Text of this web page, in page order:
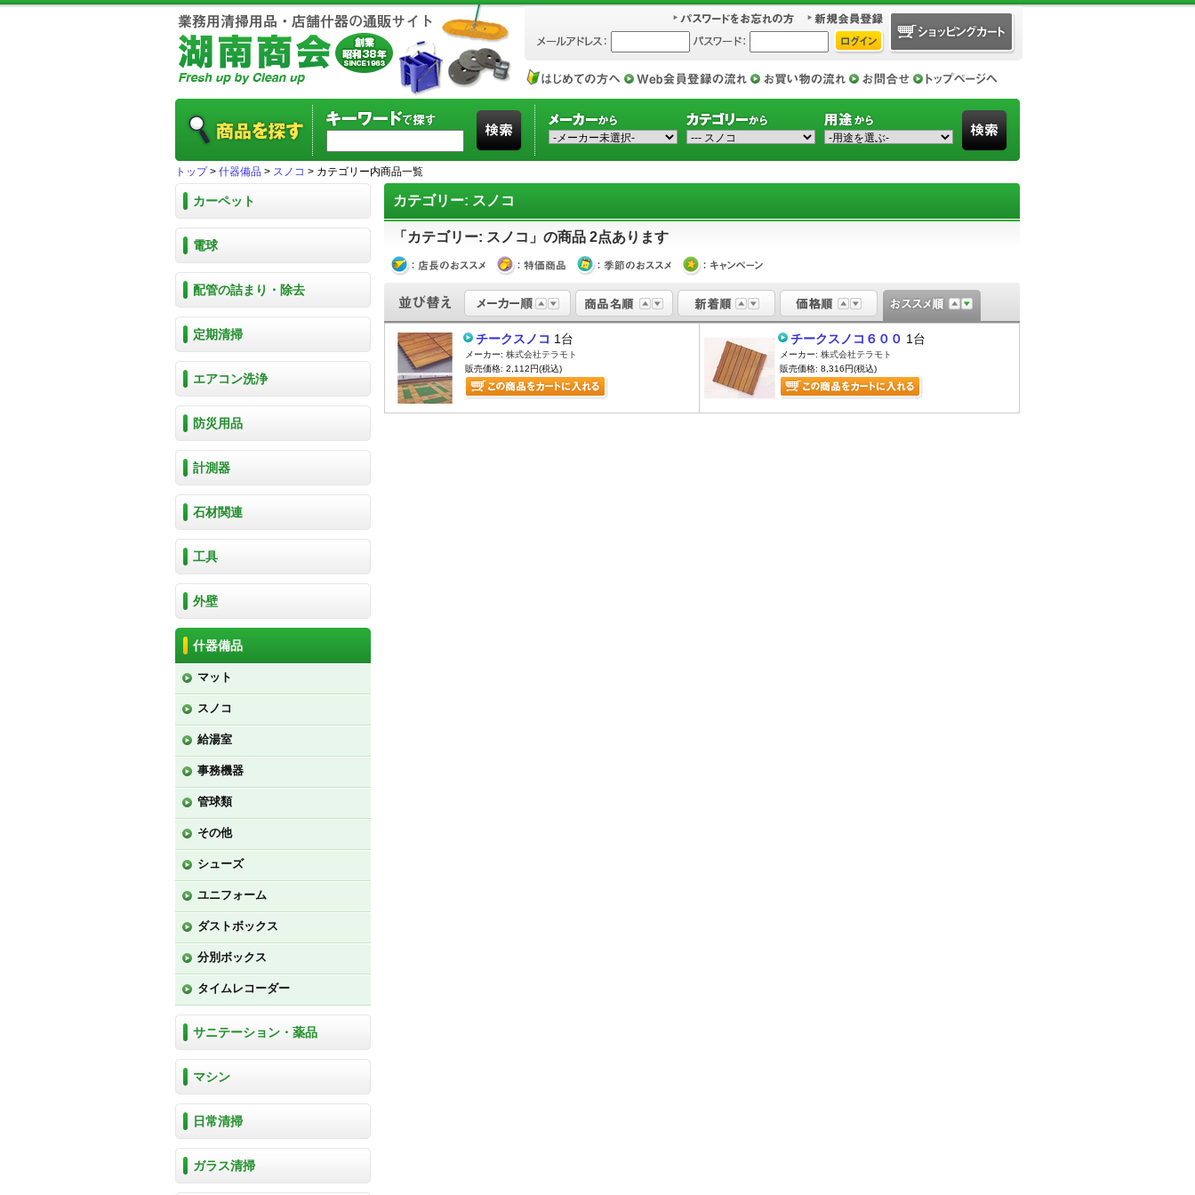
トップ> 什器備品 > スノコ > カテゴリー内商品一覧
カーペット
電球
配管の詰まり・除去
定期清掃
エアコン洗浄
防災用品
計測器
石材関連
工具
外壁
什器備品
マット
スノコ
給湯室
事務機器
管球類
その他
シューズ
ユニフォーム
ダストボックス
分別ボックス
タイムレコーダー
サニテーション・薬品
マシン
日常清掃
ガラス清掃
カテゴリー: スノコ
「カテゴリー: スノコ」の商品 2点あります
チークスノコ 1台
メーカー: 株式会社テラモト
販売価格: 2,112円(税込)
チークスノコ６００ 1台
メーカー: 株式会社テラモト
販売価格: 8,316円(税込)